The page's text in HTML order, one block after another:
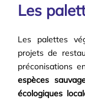
Les
Les palettes
projets de
préconisations
espèces
écologiques